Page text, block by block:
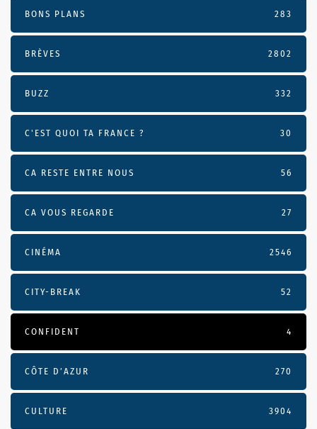
BONS PLANS 283
BRÈVES 2802
BUZZ 332
C'EST QUOI TA FRANCE ? 30
CA RESTE ENTRE NOUS 56
CA VOUS REGARDE 27
CINÉMA 2546
CITY-BREAK 52
CONFIDENT 4
CÔTE D’AZUR 270
CULTURE 3904